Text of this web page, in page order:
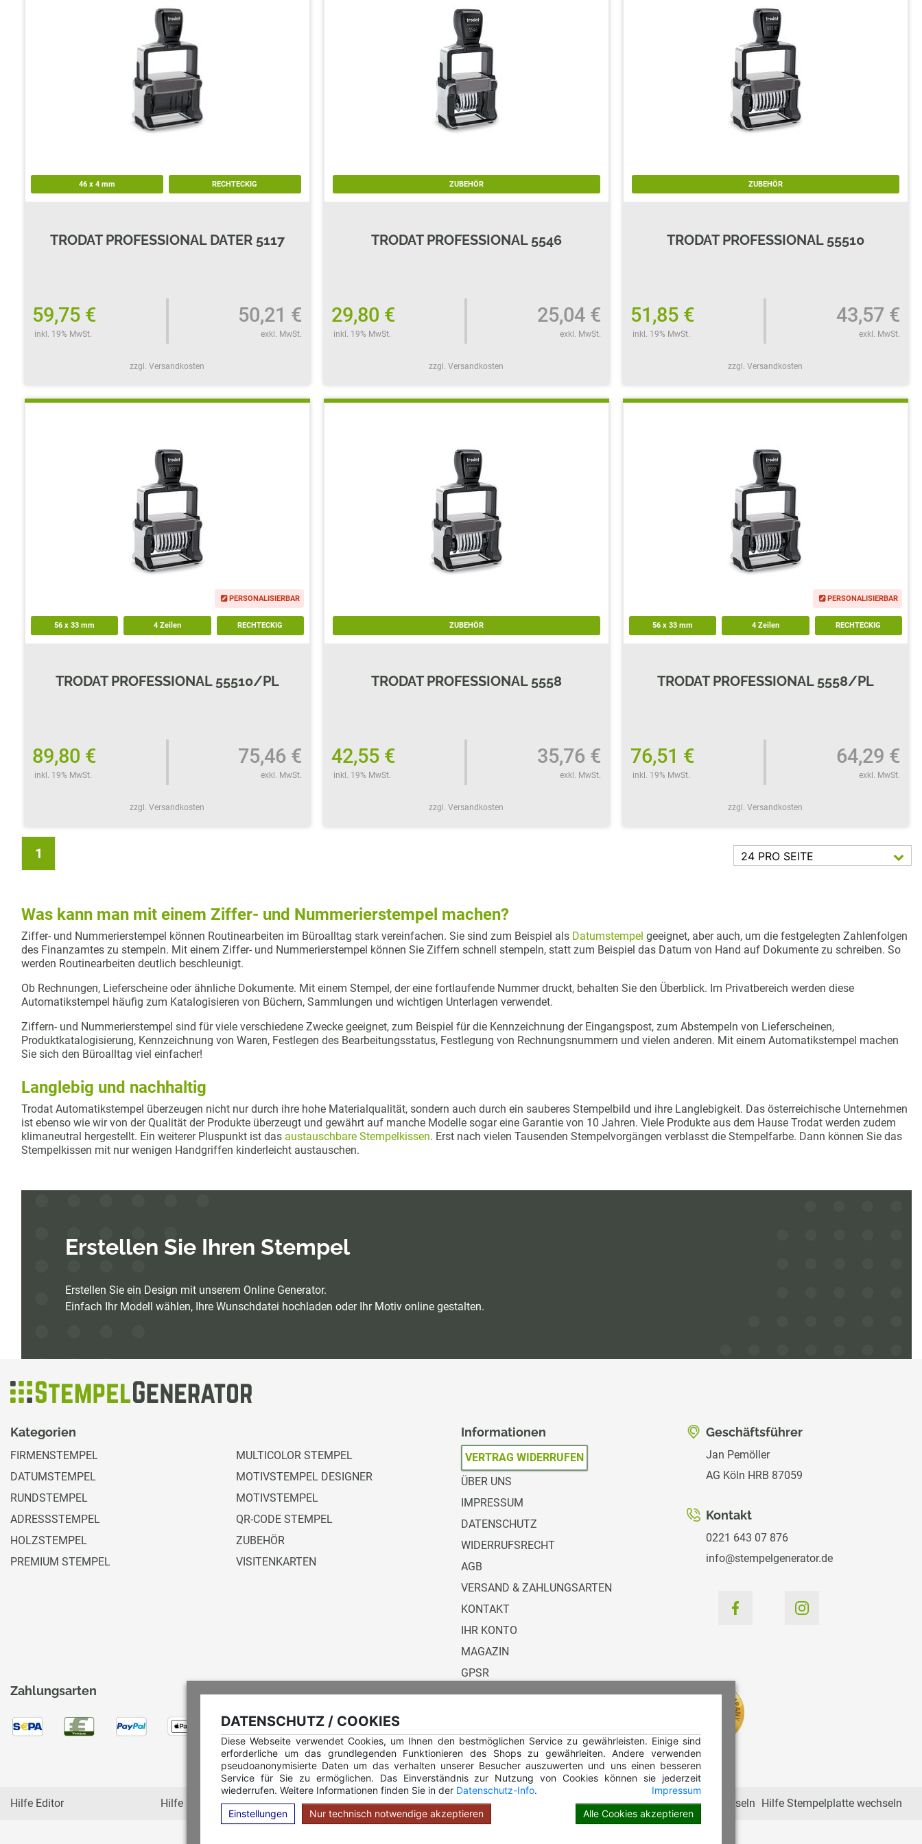
DATENSCHUTZ / COOKIES
Diese Webseite verwendet Cookies, um Ihnen den bestmöglichen Service zu gewährleisten. Einige sind
erforderliche um das grundlegenden Funktionieren des Shops zu gewährleiten. Andere verwenden
pseudoanonymisierte Daten um das verhalten unserer Besucher auszuwerten und uns einen besseren
Service für Sie zu ermöglichen. Das Einverständnis zur Nutzung von Cookies können sie jederzeit
wiederrufen. Weitere Informationen finden Sie in der Datenschutz-Info.
Impressum
Einstellungen
Nur technisch notwendige akzeptieren Alle Cookies akzeptieren
TRODAT® CREATIVE MINI
TRODAT® PIXEL STAMP
ERSATZPLATTEN NACH GRÖSSE
46x 4mm RECHTECKIG
TRODAT PROFESSIONAL DATER 5117
59,75 €
inkl. 19% MwSt.
50,21 €
exkl. MwSt.
zzgl. Versandkosten
ZUBEHÖR
TRODAT PROFESSIONAL 5546
29,80 €
inkl. 19% MwSt.
25,04 €
exkl. MwSt.
zzgl. Versandkosten
ZUBEHÖR
TRODAT PROFESSIONAL 55510
51,85 €
inkl. 19% MwSt.
43,57 €
exkl. MwSt.
zzgl. Versandkosten
PERSONALISIERBAR
56 x33 mm 4 Zeilen RECHTECKIG
TRODAT PROFESSIONAL 55510/PL
89,80 €
inkl. 19% MwSt.
75,46 €
exkl. MwSt.
zzgl. Versandkosten
ZUBEHÖR
TRODAT PROFESSIONAL 5558
42,55 €
inkl. 19% MwSt.
35,76 €
exkl. MwSt.
zzgl. Versandkosten
PERSONALISIERBAR
56 x33 mm 4 Zeilen RECHTECKIG
TRODAT PROFESSIONAL 5558/PL
76,51 €
inkl. 19% MwSt.
64,29 €
exkl. MwSt.
zzgl. Versandkosten
1 24 PRO SEITE
Was kann man mit einem Ziffer- und Nummerierstempel machen?
Ziffer- und Nummerierstempel können Routinearbeiten im Büroalltag stark vereinfachen. Sie sind zum Beispiel als Datumstempel geeignet, aber auch, um die festgelegten Zahlenfolgen
des Finanzamtes zu stempeln. Mit einem Ziffer- und Nummerierstempel können Sie Ziffern schnell stempeln, statt zum Beispiel das Datum von Hand auf Dokumente zu schreiben. So
werden Routinearbeiten deutlich beschleunigt.
Ob Rechnungen, Lieferscheine oder ähnliche Dokumente. Mit einem Stempel, der eine fortlaufende Nummer druckt, behalten Sie den Überblick. Im Privatbereich werden diese
Automatikstempel häufig zum Katalogisieren von Büchern, Sammlungen und wichtigen Unterlagen verwendet.
Ziffern- und Nummerierstempel sind für viele verschiedene Zwecke geeignet, zum Beispiel für die Kennzeichnung der Eingangspost, zum Abstempeln von Lieferscheinen,
Produktkatalogisierung, Kennzeichnung von Waren, Festlegen des Bearbeitungsstatus, Festlegung von Rechnungsnummern und vielen anderen. Mit einem Automatikstempel machen
Sie sich den Büroalltag viel einfacher!
Langlebig und nachhaltig
Trodat Automatikstempel überzeugen nicht nur durch ihre hohe Materialqualität, sondern auch durch ein sauberes Stempelbild und ihre Langlebigkeit. Das österreichische Unternehmen
ist ebenso wie wir von der Qualität der Produkte überzeugt und gewährt auf manche Modelle sogar eine Garantie von 10 Jahren. Viele Produkte aus dem Hause Trodat werden zudem
klimaneutral hergestellt. Ein weiterer Pluspunkt ist das austauschbare Stempelkissen. Erst nach vielen Tausenden Stempelvorgängen verblasst die Stempelfarbe. Dann können Sie das
Stempelkissen mit nur wenigen Handgriffen kinderleicht austauschen.
Erstellen Sie Ihren Stempel
Erstellen Sie ein Design mit unserem Online Generator.
Einfach Ihr Modell wählen, Ihre Wunschdatei hochladen oder Ihr Motiv online gestalten.
Kategorien
FIRMENSTEMPEL
DATUMSTEMPEL
RUNDSTEMPEL
ADRESSSTEMPEL
HOLZSTEMPEL
PREMIUM STEMPEL
MULTICOLOR STEMPEL
MOTIVSTEMPEL DESIGNER
MOTIVSTEMPEL
QR-CODE STEMPEL
ZUBEHÖR
VISITENKARTEN
Informationen
VERTRAG WIDERRUFEN
ÜBER UNS
IMPRESSUM
DATENSCHUTZ
WIDERRUFSRECHT
AGB
VERSAND & ZAHLUNGSARTEN
KONTAKT
IHR KONTO
MAGAZIN
GPSR
Geschäftsführer
Jan Pemöller
AG Köln HRB 87059
Kontakt
0221 643 07 876
info@stempelgenerator.de
Zahlungsarten
Hilfe Editor Hilfe Multicolorstempel Hilfe Rundstempel Hilfe Rundstempel Holz Hilfe Stempelkissen wechseln Hilfe Stempelplatte wechseln